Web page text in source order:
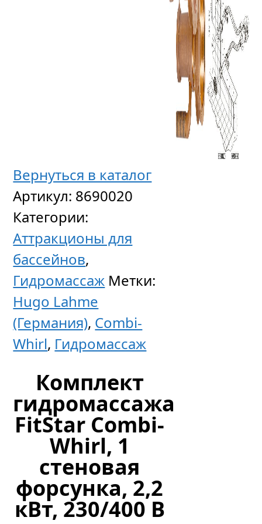
Вернуться в каталог
Артикул: 8690020
Категории:
Аттракционы для
бассейнов,
Гидромассаж Метки:
Hugo Lahme
(Германия), Combi-
Whirl, Гидромассаж
Комплект
гидромассажа
FitStar Combi-
Whirl, 1
стеновая
форсунка, 2,2
кВт, 230/400 В